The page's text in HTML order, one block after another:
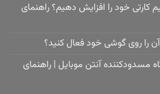
خود را افزایش دهیم؟ راهنمای
مسدودکننده آنتن موبایل | راهنمای